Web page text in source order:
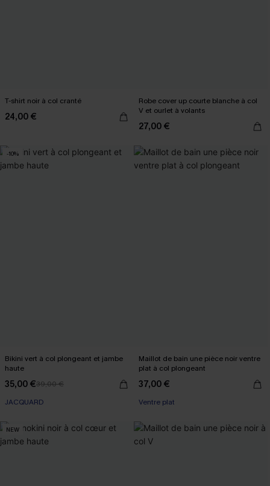
T-shirt noir à col cranté
24,00 €
Robe cover up courte blanche à col
V et ourlet à volants
27,00 €
-10%
Bikini vert à col plongeant et jambe
haute
35,00 €39,00 €
JACQUARD
Maillot de bain une pièce noir ventre
plat à col plongeant
37,00 €
Ventre plat
NEW